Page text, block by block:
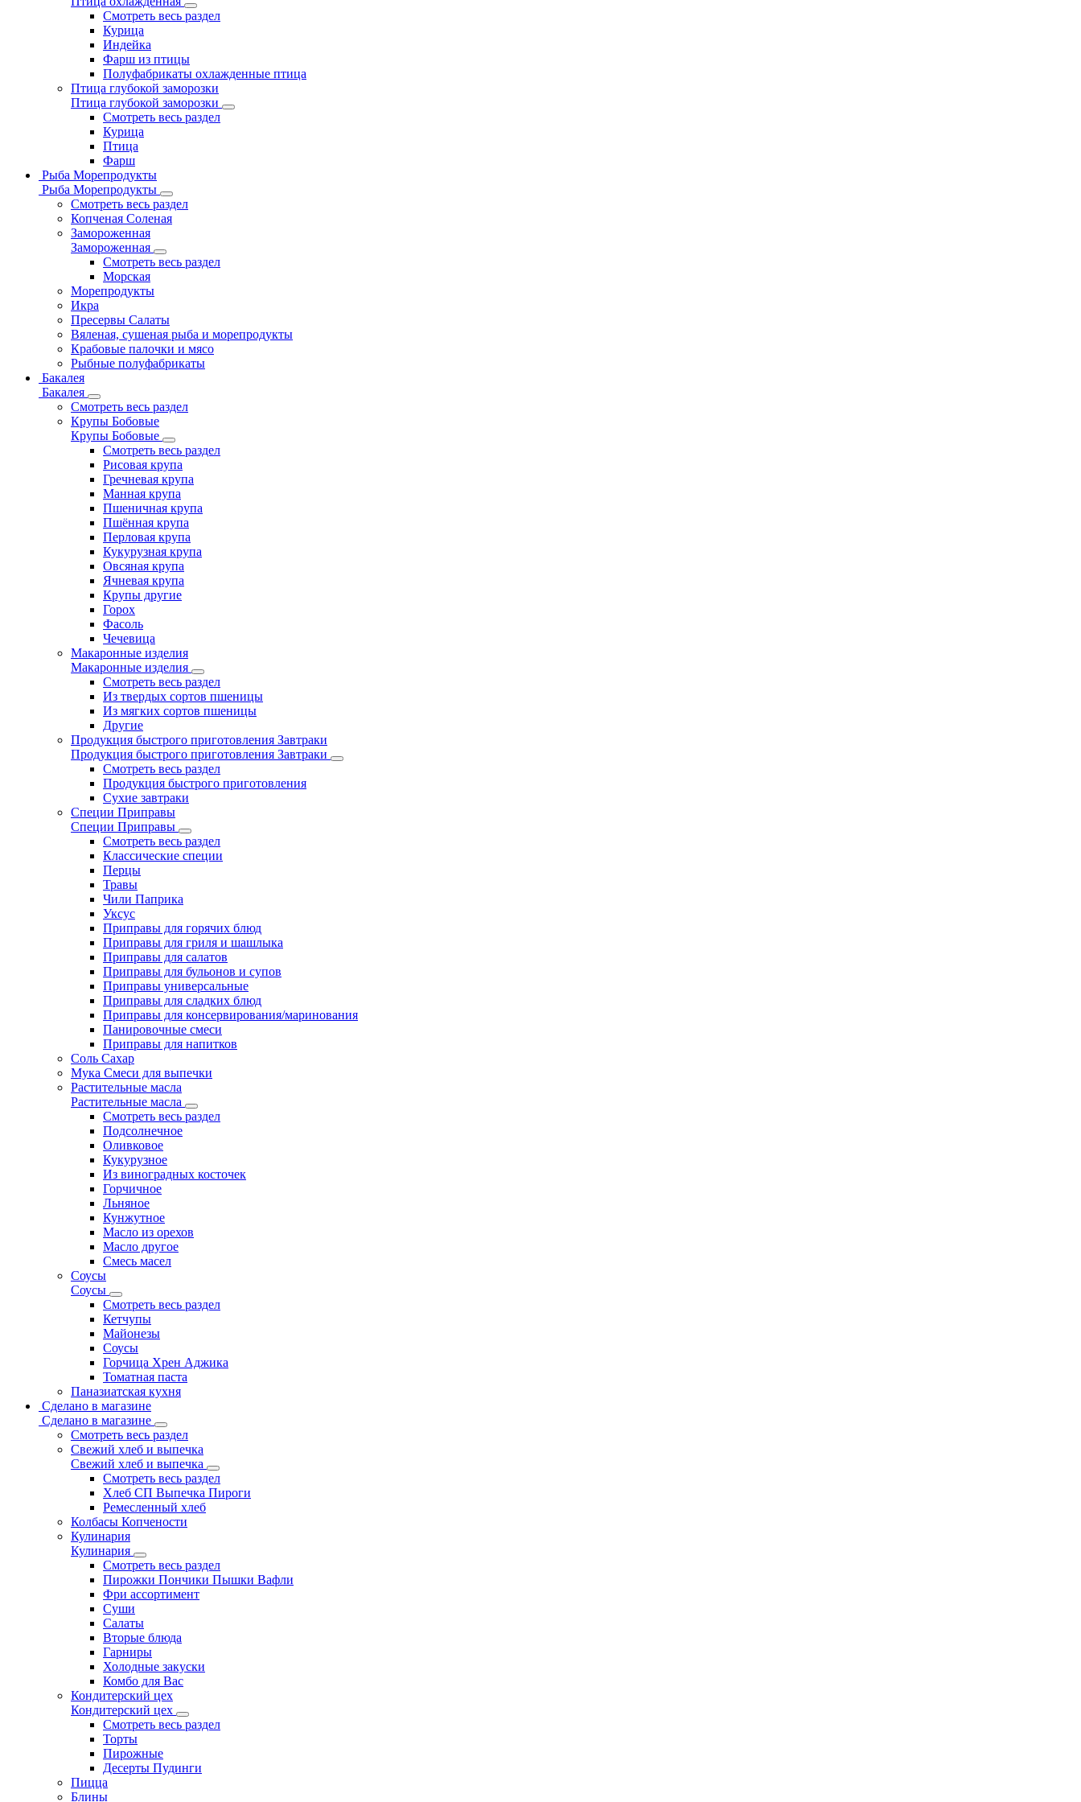
Смотреть весь раздел
Курица
Индейка
Фарш из птицы
Полуфабрикаты охлажденные птица
Птица глубокой заморозки
Птица глубокой заморозки
Смотреть весь раздел
Курица
Птица
Фарш
Рыба Морепродукты
Рыба Морепродукты
Смотреть весь раздел
Копченая Соленая
Замороженная
Замороженная
Смотреть весь раздел
Морская
Морепродукты
Икра
Пресервы Салаты
Вяленая, сушеная рыба и морепродукты
Крабовые палочки и мясо
Рыбные полуфабрикаты
Бакалея
Бакалея
Смотреть весь раздел
Крупы Бобовые
Крупы Бобовые
Смотреть весь раздел
Рисовая крупа
Гречневая крупа
Манная крупа
Пшеничная крупа
Пшённая крупа
Перловая крупа
Кукурузная крупа
Овсяная крупа
Ячневая крупа
Крупы другие
Горох
Фасоль
Чечевица
Макаронные изделия
Макаронные изделия
Смотреть весь раздел
Из твердых сортов пшеницы
Из мягких сортов пшеницы
Другие
Продукция быстрого приготовления Завтраки
Продукция быстрого приготовления Завтраки
Смотреть весь раздел
Продукция быстрого приготовления
Сухие завтраки
Специи Приправы
Специи Приправы
Смотреть весь раздел
Классические специи
Перцы
Травы
Чили Паприка
Уксус
Приправы для горячих блюд
Приправы для гриля и шашлыка
Приправы для салатов
Приправы для бульонов и супов
Приправы универсальные
Приправы для сладких блюд
Приправы для консервирования/маринования
Панировочные смеси
Приправы для напитков
Соль Сахар
Мука Смеси для выпечки
Растительные масла
Растительные масла
Смотреть весь раздел
Подсолнечное
Оливковое
Кукурузное
Из виноградных косточек
Горчичное
Льняное
Кунжутное
Масло из орехов
Масло другое
Смесь масел
Соусы
Соусы
Смотреть весь раздел
Кетчупы
Майонезы
Соусы
Горчица Хрен Аджика
Томатная паста
Паназиатская кухня
Сделано в магазине
Сделано в магазине
Смотреть весь раздел
Свежий хлеб и выпечка
Свежий хлеб и выпечка
Смотреть весь раздел
Хлеб СП Выпечка Пироги
Ремесленный хлеб
Колбасы Копчености
Кулинария
Кулинария
Смотреть весь раздел
Пирожки Пончики Пышки Вафли
Фри ассортимент
Суши
Салаты
Вторые блюда
Гарниры
Холодные закуски
Комбо для Вас
Кондитерский цех
Кондитерский цех
Смотреть весь раздел
Торты
Пирожные
Десерты Пудинги
Пицца
Блины